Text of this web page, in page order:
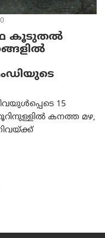
0
കൂടുതൽ
15
കനത്ത മഴ,